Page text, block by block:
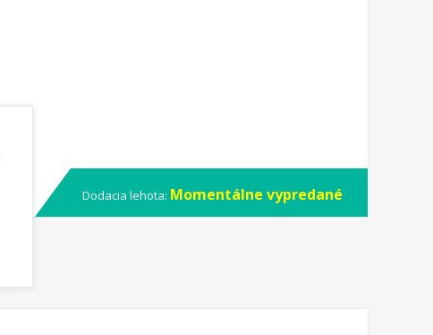
Dodacia lehota: Momentálne vypredané